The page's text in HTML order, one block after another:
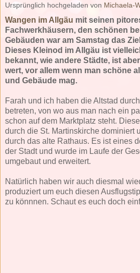
Ursprünglich hochgeladen von Michaela-
Wangen im Allgäu mit seinen
Fachwerkhäusern, den schönen
Gebäuden war am Samstag das
Dieses Kleinod im Allgäu ist
bekannt, wie andere Städte, ist
wert, vor allem wenn man schöne
und Gebäude mag.
Farah und ich haben die Altstad
betreten, von wo aus man nach ein
schon auf dem Marktplatz steht.
durch die St. Martinskirche dominiert
durch das alte Rathaus. Es ist eines
der Stadt und wurde im Laufe der
umgebaut und erweitert.
Natürlich haben wir auch diesmal
produziert um euch diesen
zu könnnen. Schaut es euch doch